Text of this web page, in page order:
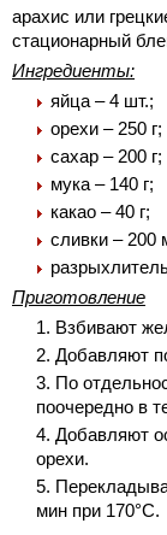
арахис или
стационарный
Ингредиенты:
яйца – 4 шт.;
орехи – 250 г;
сахар – 200 г;
мука – 140 г;
какао – 40 г;
сливки – 200
Приготовление
Взбивают
Добавляют
По
поочередно в
Добавляют
орехи.
мин при 170°С.